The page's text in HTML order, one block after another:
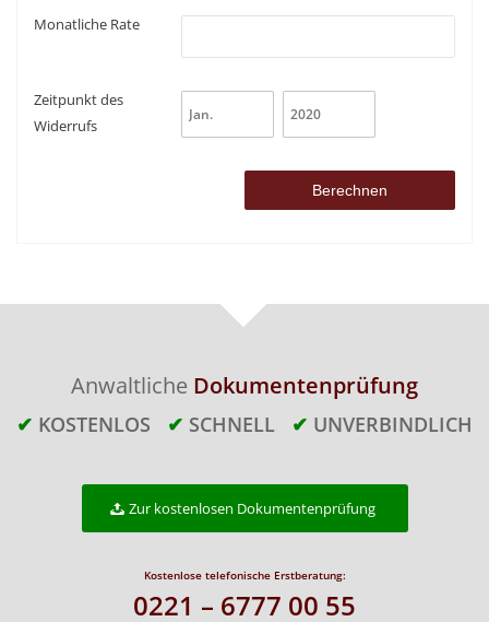
Monatliche Rate
Zeitpunkt des
Widerrufs
Anwaltliche Dokumentenprüfung
✔ KOSTENLOS ✔ SCHNELL ✔ UNVERBINDLICH
Zur kostenlosen Dokumentenprüfung
Kostenlose telefonische Erstberatung:
0221 – 6777 00 55